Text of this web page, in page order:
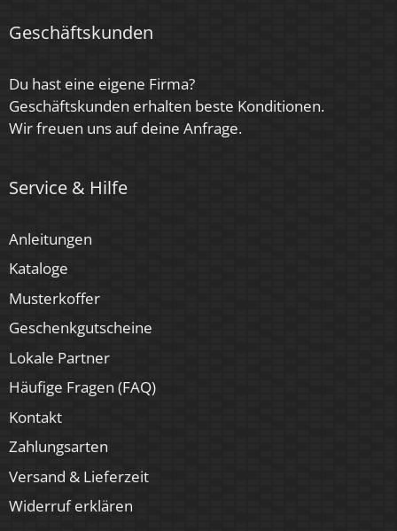
Herstellergarantie
Geschäftskunden
Du hast eine eigene Firma?
Geschäftskunden erhalten beste Konditionen.
Wir freuen uns auf deine Anfrage.
Service & Hilfe
Anleitungen
Kataloge
Musterkoffer
Geschenkgutscheine
Lokale Partner
Häufige Fragen (FAQ)
Kontakt
Zahlungsarten
Versand & Lieferzeit
Widerruf erklären